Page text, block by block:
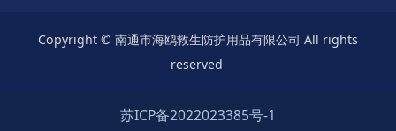
Copyright © 南通市海鸥救生防护用品有限公司 All rights
reserved
苏ICP备2022023385号-1